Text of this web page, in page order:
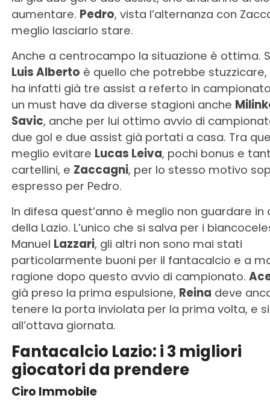
aumentare. Pedro, vista l’alternanza con
meglio lasciarlo stare.
Anche a centrocampo la situazione è ottima.
Luis Alberto è quello che potrebbe
ha infatti già tre assist a referto in
un must have da diverse stagioni anche
Savic, anche per lui ottimo avvio di
due gol e due assist già portati a casa. Tra
meglio evitare Lucas Leiva, pochi bonus e
cartellini, e Zaccagni, per lo stesso motivo
espresso per Pedro.
In difesa quest’anno è meglio non guardare in
della Lazio. L’unico che si salva per i
Manuel Lazzari, gli altri non sono mai stati
particolarmente buoni per il fantacalcio e a
ragione dopo questo avvio di campionato.
già preso la prima espulsione, Reina deve
tenere la porta inviolata per la prima volta, e
all’ottava giornata.
Fantacalcio Lazio: i 3 migliori
giocatori da prendere
Ciro Immobile